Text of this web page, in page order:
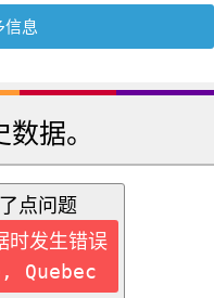
信息
据。
点问题
时发生错误
Quebec